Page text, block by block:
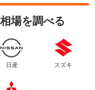
場を調べる
日産 スズキ